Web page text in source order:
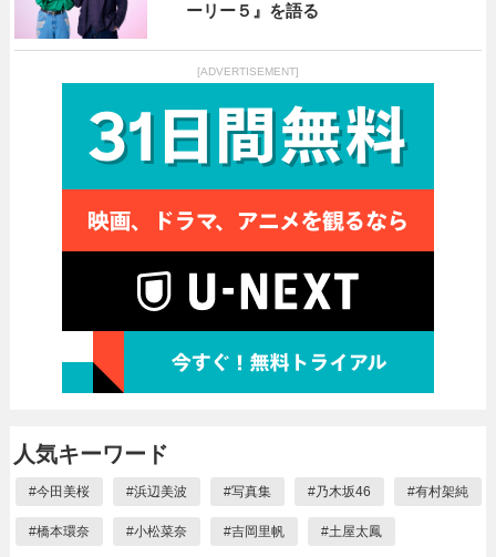
ーリー５』を語る
[ADVERTISEMENT]
人気キーワード
#今田美桜 #浜辺美波 #写真集 #乃木坂46 #有村架純
#橋本環奈 #小松菜奈 #吉岡里帆 #土屋太鳳